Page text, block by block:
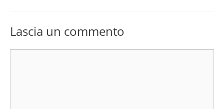
Lascia un commento